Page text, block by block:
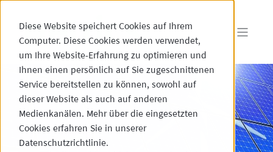
Diese Website speichert Cookies auf Ihrem
Computer. Diese Cookies werden verwendet,
um Ihre Website-Erfahrung zu optimieren und
Ihnen einen persönlich auf Sie zugeschnittenen
Service bereitstellen zu können, sowohl auf
dieser Website als auch auf anderen
Medienkanälen. Mehr über die eingesetzten
Cookies erfahren Sie in unserer
Datenschutzrichtlinie.